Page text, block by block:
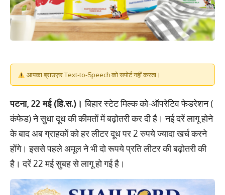
आपका ब्राउज़र Text-to-Speech को सपोर्ट नहीं करता।
पटना, 22 मई (हि.स.)।बिहार स्टेट मिल्क को-ऑपरेटिव फेडरेशन (
कंफेड) ने सुधा दूध की कीमतों में बढ़ोतरी कर दी है। नई दरें लागू होने
के बाद अब ग्राहकों को हर लीटर दूध पर 2 रुपये ज्यादा खर्च करने
होंगे। इससे पहले अमूल ने भी दो रूपये प्रति लीटर की बढ़ोतरी की
है। दरें 22 मई सुबह से लागू हो गई है।